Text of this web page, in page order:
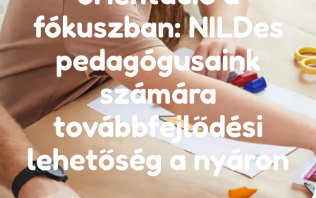
fókuszban: NILDes
pedagógusaink
számára
továbbfejlődési
lehetőség a nyáron